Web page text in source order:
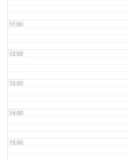
11:00
12:00
13:00
14:00
15:00